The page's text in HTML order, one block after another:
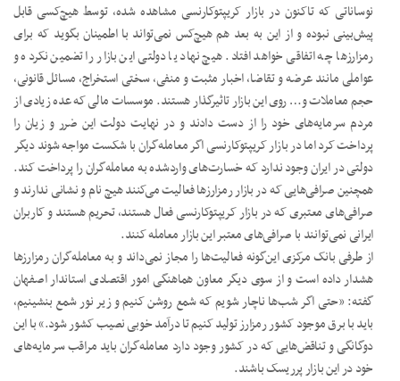
نوساناتی که تاکنون در بازار کریپتوکارنسی مشاهده شده، توسط هیچ‌کسی قابل
پیش‌بینی نبوده و از این به بعد هم هیچ‌کس نمی‌تواند با اطمینان بگوید که برای
رمزارزها چه اتفاقی خواهد افتاد. هیچ نهاد یا دولتی این بازار را تضمین نکرده و
عواملی مانند عرضه و تقاضا، اخبار مثبت و منفی، سختی استخراج، مسائل قانونی،
حجم معاملات و… روی این بازار تاثیرگذار هستند. موسسات مالی که عده زیادی از
مردم سرمایه‌های خود را از دست دادند و در نهایت دولت این ضرر و زیان را
پرداخت کرد اما در بازار کریپتوکارنسی اگر معامله‌گران با شکست مواجه شوند دیگر
دولتی در ایران وجود ندارد که خسارت‌های واردشده به معامله‌گران را پرداخت کند.
همچنین صرافی‌هایی که در بازار رمزارزها فعالیت می‌کنند هیچ نام و نشانی ندارند و
صرافی‌های معتبری که در بازار کریپتوکارنسی فعال هستند، تحریم هستند و کاربران
ایرانی نمی‌توانند با صرافی‌های معتبر این بازار معامله کنند.
از طرفی بانک مرکزی این‌گونه فعالیت‌ها را مجاز نمی‌داند و به معامله‌گران رمزارزها
هشدار داده است و از سوی دیگر معاون هماهنگی امور اقتصادی استاندار اصفهان
گفته: «حتی اگر شب‌ها ناچار شویم که شمع روشن کنیم و زیر نور شمع بنشینیم،
باید با برق موجود کشور رمزارز تولید کنیم تا درآمد خوبی نصیب کشور شود.» با این
دوگانگی و تناقض‌هایی که در کشور وجود دارد معامله‌گران باید مراقب سرمایه‌های
خود در این بازار پرریسک باشند.